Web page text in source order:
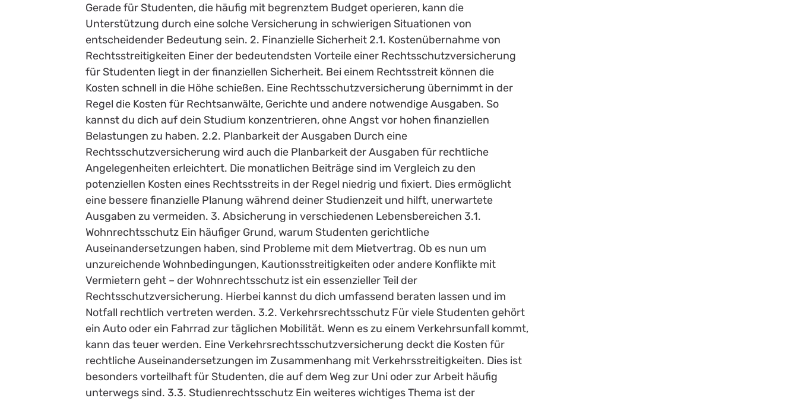
Gerade für Studenten, die häufig mit begrenztem Budget operieren, kann die
Unterstützung durch eine solche Versicherung in schwierigen Situationen von
entscheidender Bedeutung sein. 2. Finanzielle Sicherheit 2.1. Kostenübernahme von
Rechtsstreitigkeiten Einer der bedeutendsten Vorteile einer Rechtsschutzversicherung
für Studenten liegt in der finanziellen Sicherheit. Bei einem Rechtsstreit können die
Kosten schnell in die Höhe schießen. Eine Rechtsschutzversicherung übernimmt in der
Regel die Kosten für Rechtsanwälte, Gerichte und andere notwendige Ausgaben. So
kannst du dich auf dein Studium konzentrieren, ohne Angst vor hohen finanziellen
Belastungen zu haben. 2.2. Planbarkeit der Ausgaben Durch eine
Rechtsschutzversicherung wird auch die Planbarkeit der Ausgaben für rechtliche
Angelegenheiten erleichtert. Die monatlichen Beiträge sind im Vergleich zu den
potenziellen Kosten eines Rechtsstreits in der Regel niedrig und fixiert. Dies ermöglicht
eine bessere finanzielle Planung während deiner Studienzeit und hilft, unerwartete
Ausgaben zu vermeiden. 3. Absicherung in verschiedenen Lebensbereichen 3.1.
Wohnrechtsschutz Ein häufiger Grund, warum Studenten gerichtliche
Auseinandersetzungen haben, sind Probleme mit dem Mietvertrag. Ob es nun um
unzureichende Wohnbedingungen, Kautionsstreitigkeiten oder andere Konflikte mit
Vermietern geht – der Wohnrechtsschutz ist ein essenzieller Teil der
Rechtsschutzversicherung. Hierbei kannst du dich umfassend beraten lassen und im
Notfall rechtlich vertreten werden. 3.2. Verkehrsrechtsschutz Für viele Studenten gehört
ein Auto oder ein Fahrrad zur täglichen Mobilität. Wenn es zu einem Verkehrsunfall kommt,
kann das teuer werden. Eine Verkehrsrechtsschutzversicherung deckt die Kosten für
rechtliche Auseinandersetzungen im Zusammenhang mit Verkehrsstreitigkeiten. Dies ist
besonders vorteilhaft für Studenten, die auf dem Weg zur Uni oder zur Arbeit häufig
unterwegs sind. 3.3. Studienrechtsschutz Ein weiteres wichtiges Thema ist der